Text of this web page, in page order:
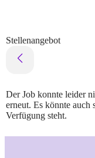
Stellenangebot
Der Job konnte leider
erneut. Es könnte auch
Verfügung steht.